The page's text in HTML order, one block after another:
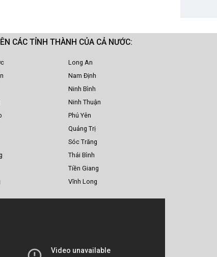
CÁC TỈNH THÀNH CỦA CẢ NƯỚC:
Long An
Nam Định
Ninh Bình
Ninh Thuận
Phú Yên
Quảng Trị
Sóc Trăng
Thái Bình
Tiền Giang
Vĩnh Long